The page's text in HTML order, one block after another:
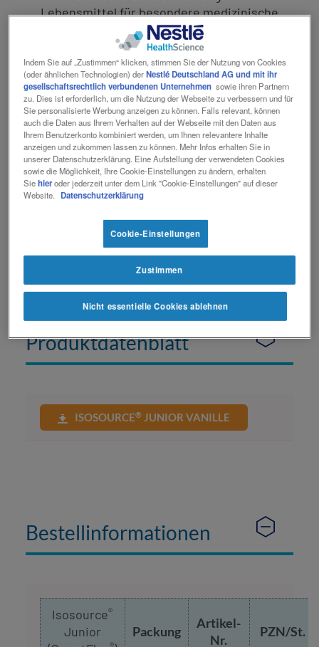
Kontakt
v2
Ansicht wechseln
Lebensmittel für besondere medizinische
Zwecke (bilanzierte Diät). Zum
Diätmanagement bei bestehender
Mangelernährung oder bei Risiko für eine
Mangelernährung. Geeignet für Kinder ab
1 Jahr.
Produkteigenschaften
Hochkalorisch (1,22 kcal / ml)
Ohne Ballaststoffe
Lactosefrei (< 0,05 g / 100 ml)
Diätetisch vollständig
Produktdatenblatt
ISOSOURCE®JUNIOR VANILLE
Bestellinformationen
Isosource®
Junior
Packung
Artikel-
Nr.
PZN/St.
Indem Sie auf „Zustimmen“ klicken, stimmen Sie der Nutzung von Cookies
(oder ähnlichen Technologien) derNestlé Deutschland AG und mit ihr
gesellschaftsrechtlich verbundenen Unternehmen sowie ihren Partnern
zu. Dies ist erforderlich, um die Nutzung der Webseite zu verbessern und für
Sie personalisierte Werbung anzeigen zu können. Falls relevant, können
auch die Daten aus Ihrem Verhalten auf der Webseite mit den Daten aus
Ihrem Benutzerkonto kombiniert werden, um Ihnen relevantere Inhalte
anzeigen und zukommen lassen zu können. Mehr Infos erhalten Sie in
unserer Datenschutzerklärung. Eine Aufstellung der verwendeten Cookies
sowie die Möglichkeit, Ihre Cookie-Einstellungen zu ändern, erhalten
Siehieroder jederzeit unter dem Link "Cookie-Einstellungen" auf dieser
Website.
Datenschutzerklärung
Cookie-Einstellungen
Nicht essentielle Cookies ablehnen
Zustimmen